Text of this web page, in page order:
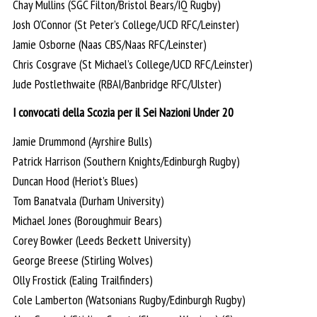
Chay Mullins (SGC Filton/Bristol Bears/IQ Rugby)
Josh O’Connor (St Peter’s College/UCD RFC/Leinster)
Jamie Osborne (Naas CBS/Naas RFC/Leinster)
Chris Cosgrave (St Michael’s College/UCD RFC/Leinster)
Jude Postlethwaite (RBAI/Banbridge RFC/Ulster)
I convocati della Scozia per il Sei Nazioni Under 20
Jamie Drummond (Ayrshire Bulls)
Patrick Harrison (Southern Knights/Edinburgh Rugby)
Duncan Hood (Heriot’s Blues)
Tom Banatvala (Durham University)
Michael Jones (Boroughmuir Bears)
Corey Bowker (Leeds Beckett University)
George Breese (Stirling Wolves)
Olly Frostick (Ealing Trailfinders)
Cole Lamberton (Watsonians Rugby/Edinburgh Rugby)